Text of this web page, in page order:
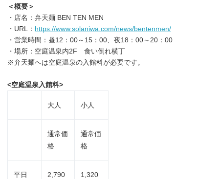
＜概要＞
・店名：弁天麺 BEN TEN MEN
・URL： https://www.solaniwa.com/news/bentenmen/
・営業時間：昼12：00～15：00、夜18：00～20：00
・場所：空庭温泉内2F 食い倒れ横丁
※弁天麺へは空庭温泉の入館料が必要です。
<空庭温泉入館料>
大人 小人
通常価
格
通常価
格
平日
2,790
1,320